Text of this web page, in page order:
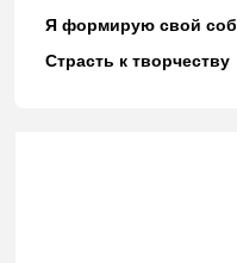
Я формирую свой
Страсть к творчеству